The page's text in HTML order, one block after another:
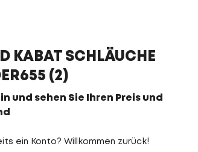
KABAT SCHLÄUCHE
(2)
und sehen Sie Ihren Preis und
ein Konto? Willkommen zurück!